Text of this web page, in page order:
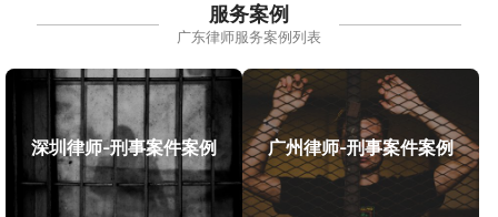
服务案例
广东律师服务案例列表
深圳律师-刑事案件案例 广州律师-刑事案件案例